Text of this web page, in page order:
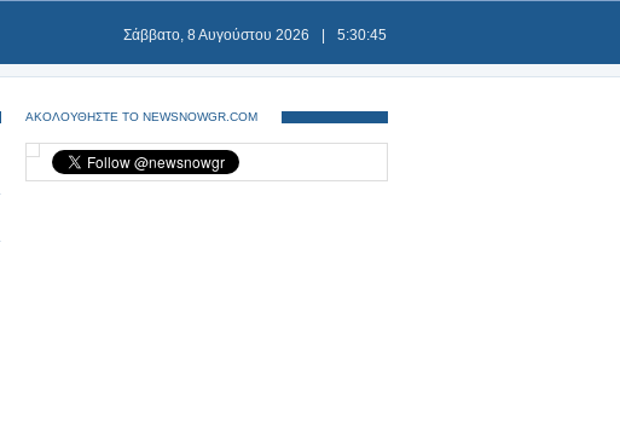
Σάββατο, 8 Αυγούστου 2026 5:30:45
ΑΚΟΛΟΥΘΗΣΤΕ ΤΟ NEWSNOWGR.COM